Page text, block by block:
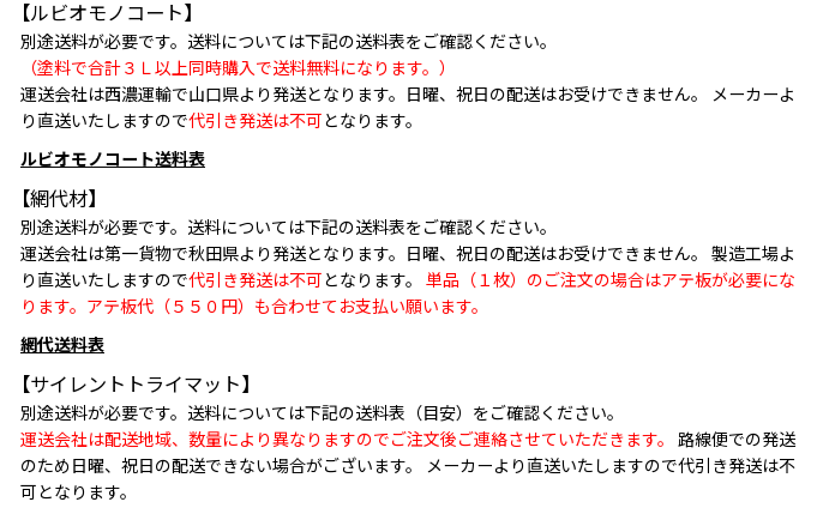
【ルビオモノコート】
別途送料が必要です。送料については下記の送料表をご確認ください。
（塗料で合計３Ｌ以上同時購入で送料無料になります。）
運送会社は西濃運輸で山口県より発送となります。日曜、祝日の配送はお受けできません。 メーカーよ
り直送いたしますので代引き発送は不可となります。
ルビオモノコート送料表
【網代材】
別途送料が必要です。送料については下記の送料表をご確認ください。
運送会社は第一貨物で秋田県より発送となります。日曜、祝日の配送はお受けできません。 製造工場よ
り直送いたしますので代引き発送は不可となります。 単品（１枚）のご注文の場合はアテ板が必要にな
ります。アテ板代（５５０円）も合わせてお支払い願います。
網代送料表
【サイレントトライマット】
別途送料が必要です。送料については下記の送料表（目安）をご確認ください。
運送会社は配送地域、数量により異なりますのでご注文後ご連絡させていただきます。
路線便での発送
のため日曜、祝日の配送できない場合がございます。 メーカーより直送いたしますので代引き発送は不
可となります。